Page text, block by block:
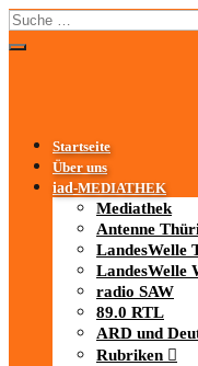
Startseite
Über uns
iad-MEDIATHEK
Mediathek
Antenne
LandesWelle
LandesWelle
radio SAW
89.0 RTL
ARD und
Rubriken